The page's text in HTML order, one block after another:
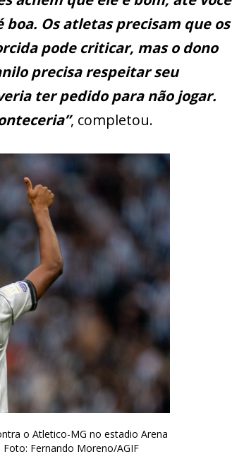
boa. Os atletas precisam que os
pode criticar, mas o dono
precisa respeitar seu
ter pedido para não jogar.
, completou.
o Atletico-MG no estadio Arena
Fernando Moreno/AGIF